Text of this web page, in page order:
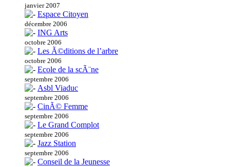
janvier 2007
Espace Citoyen
décembre 2006
ING Arts
octobre 2006
Les Ã©ditions de l’arbre
octobre 2006
Ecole de la scÃ¨ne
septembre 2006
Asbl Viaduc
septembre 2006
CinÃ© Femme
septembre 2006
Le Grand Complot
septembre 2006
Jazz Station
septembre 2006
Conseil de la Jeunesse